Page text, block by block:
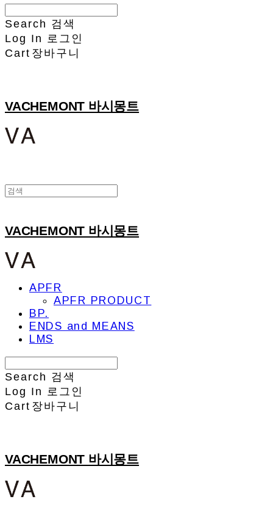
Search 검색
Log In
로그인
Cart 장바구니
VACHEMONT 바시몽트
VACHEMONT 바시몽트
APFR
APFR PRODUCT
BP.
ENDS and MEANS
LMS
Search 검색
Log In 로그인
Cart 장바구니
VACHEMONT 바시몽트